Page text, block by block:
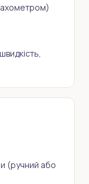
(ручний або